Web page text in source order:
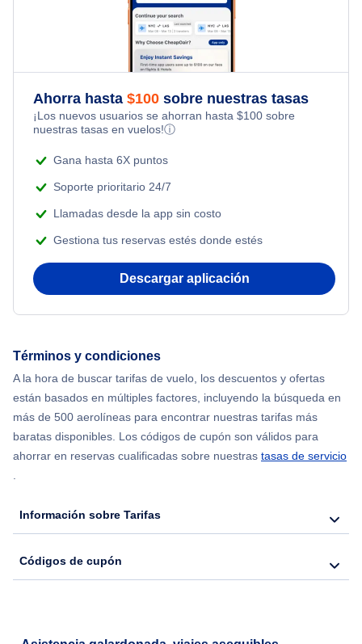
Flights Under $199
Flights from Toronto to Shanghai
Flights from Nueva York to Singapur
Flights from Nueva York to Tel Aviv
Flights from Nueva York to Estanbul
Flights from Nueva York to Mumbai
Flights from Shanghai to Nueva York
Flights from Nueva York to Hong Kong
Flights from Nueva York to Seúl
Honeymoon Vacations
Adventure Vacations
Ahorra hasta $100 sobre nuestras tasas
¡Los nuevos usuarios se ahorran hasta $100 sobre
nuestras tasas en vuelos!ⓘ
Gana hasta 6X puntos
Soporte prioritario 24/7
Llamadas desde la app sin costo
Gestiona tus reservas estés donde estés
Descargar aplicación
Términos y condiciones
A la hora de buscar tarifas de vuelo, los descuentos y ofertas
están basados en múltiples factores, incluyendo la búsqueda en
más de 500 aerolíneas para encontrar nuestras tarifas más
baratas disponibles. Los códigos de cupón son válidos para
ahorrar en reservas cualificadas sobre nuestras tasas de servicio
.
Información sobre Tarifas
Códigos de cupón